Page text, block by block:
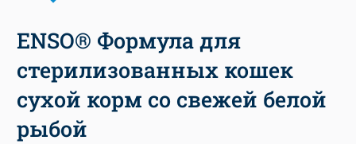
ENSO® Формула для
стерилизованных кошек
сухой корм со свежей белой
рыбой